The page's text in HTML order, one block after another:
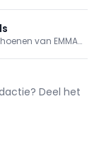
van EMMA
zijn dan
en een
grip en
je nu op een
Deel het